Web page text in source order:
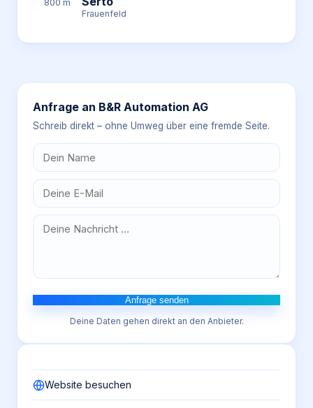
Frauenfeld
Anfrage an B&R Automation AG
Schreib direkt – ohne Umweg über eine fremde Seite.
Anfrage senden
Deine Daten gehen direkt an den Anbieter.
Website besuchen